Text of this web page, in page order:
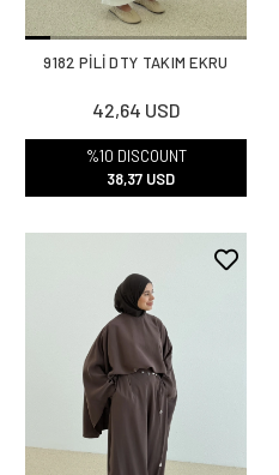
9182 PİLİ DTY TAKIM EKRU
42,64 USD
%10 DISCOUNT
38,37 USD